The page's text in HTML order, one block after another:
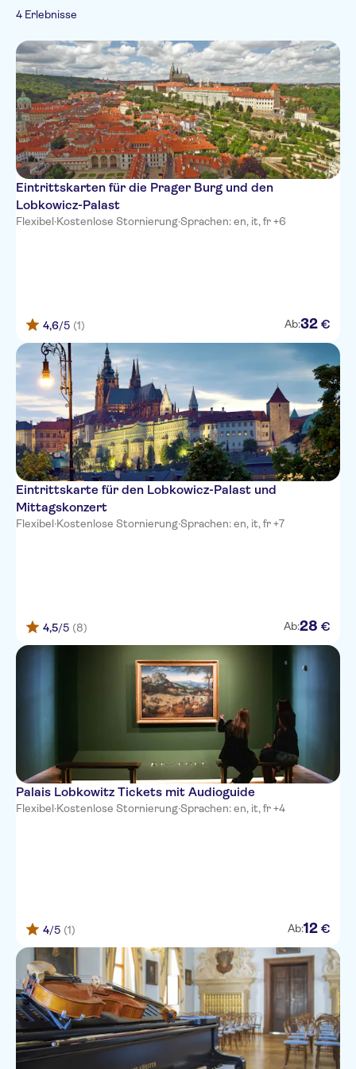
Italienisch
Russisch
Koreanisch
Tschechisch
4 Erlebnisse
Eintrittskarten für die Prager Burg und den
Lobkowicz-Palast
Flexibel·Kostenlose Stornierung·Sprachen: en, it, fr +6
4,6/5 (1) Ab:32 €
Eintrittskarte für den Lobkowicz-Palast und
Mittagskonzert
Flexibel·Kostenlose Stornierung·Sprachen: en, it, fr +7
4,5/5 (8) Ab:28 €
Palais Lobkowitz Tickets mit Audioguide
Flexibel·Kostenlose Stornierung·Sprachen: en, it, fr +4
4/5 (1) Ab:12 €